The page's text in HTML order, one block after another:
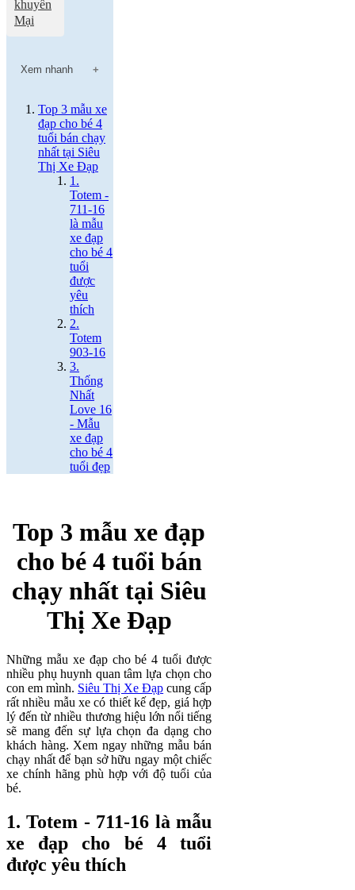
khuyến
Mại
Xem nhanh
Top 3 mẫu xe
đạp cho bé 4
tuổi bán chạy
nhất tại Siêu
Thị Xe Đạp
1.
Totem -
711-16
là mẫu
xe đạp
cho bé 4
tuổi
được
yêu
thích
2.
Totem
903-16
3.
Thống
Nhất
Love 16
- Mẫu
xe đạp
cho bé 4
tuổi đẹp
Top 3 mẫu xe đạp
cho bé 4 tuổi bán
chạy nhất tại Siêu
Thị Xe Đạp
Những mẫu xe đạp cho bé 4 tuổi được
nhiều phụ huynh quan tâm lựa chọn cho
con em mình. Siêu Thị Xe Đạp cung cấp
rất nhiều mẫu xe có thiết kế đẹp, giá hợp
lý đến từ nhiều thương hiệu lớn nổi tiếng
sẽ mang đến sự lựa chọn đa dạng cho
khách hàng. Xem ngay những mẫu bán
chạy nhất để bạn sở hữu ngay một chiếc
xe chính hãng phù hợp với độ tuổi của
bé.
1. Totem - 711-16 là mẫu
xe đạp cho bé 4 tuổi
được yêu thích